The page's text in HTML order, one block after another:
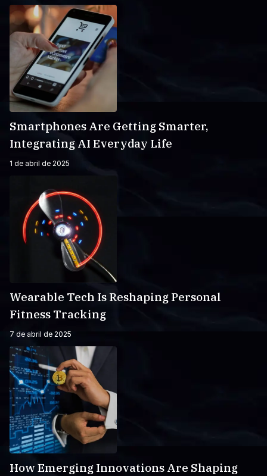
Smartphones Are Getting Smarter,
Integrating AI Everyday Life
1 de abril de 2025
Wearable Tech Is Reshaping Personal
Fitness Tracking
7 de abril de 2025
How Emerging Innovations Are Shaping